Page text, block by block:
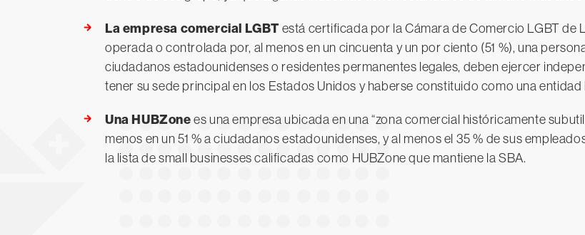
La empresa comercial LGBT está certificada por la Cámara de Comercio LGBT de
operada o controlada por, al menos en un cincuenta y un por ciento (51 %), una
ciudadanos estadounidenses o residentes permanentes legales, deben ejercer
tener su sede principal en los Estados Unidos y haberse constituido como una entidad
Una HUBZone es una empresa ubicada en una “zona comercial históricamente
menos en un 51 % a ciudadanos estadounidenses, y al menos el 35 % de sus
la lista de small businesses calificadas como HUBZone que mantiene la SBA.